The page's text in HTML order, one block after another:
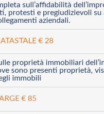
sull’affidabilità
protesti e pregiudizievoli su
aziendali.
€ 28
proprietà immobiliari
sono presenti proprietà,
immobili
€ 85